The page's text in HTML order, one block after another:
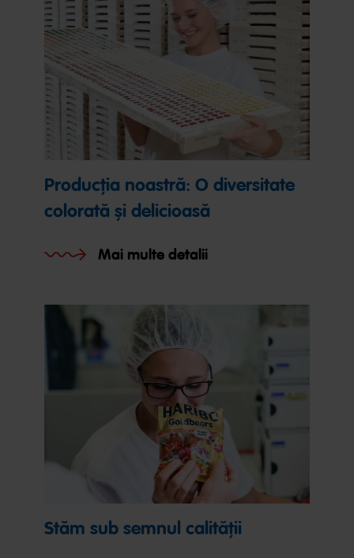
Producția noastră: O diversitate
colorată și delicioasă
Mai multe detalii
Stăm sub semnul calității